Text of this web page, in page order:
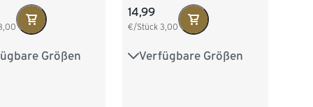
Größen
M 40/42
14,99
€/Stück3,00
Verfügbare Größen
S 36/38 M 40/42